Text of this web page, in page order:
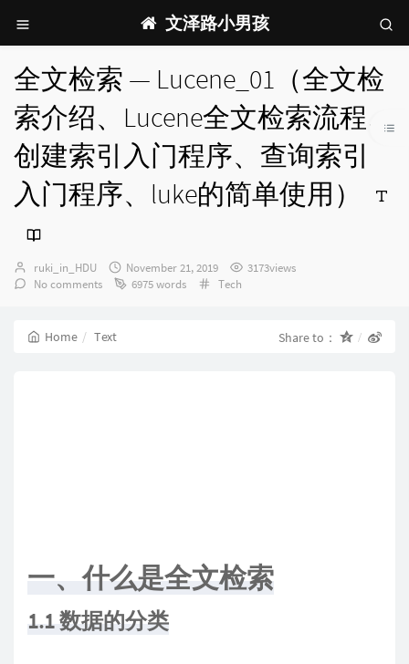
文泽路小男孩
全文检索 — Lucene_01（全文检
索介绍、Lucene全文检索流程、
创建索引入门程序、查询索引
入门程序、luke的简单使用）
Author：
ruki_in_HDU
发
布
November 21, 2019
3173views
No comments
6975 words Categories：
Tech
Home Text Share to：
一、什么是全文检索
1.1 数据的分类